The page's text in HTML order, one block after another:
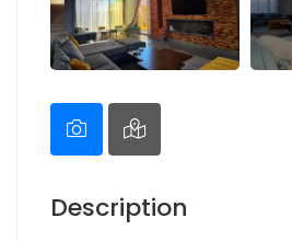
Description